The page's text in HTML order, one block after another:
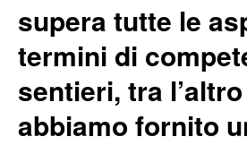
supera tutte le
termini di
sentieri, tra
abbiamo fornito